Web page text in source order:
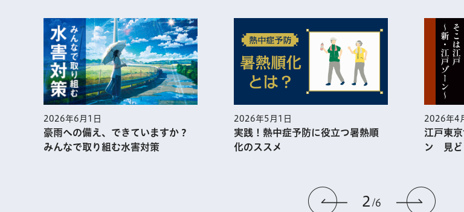
前のスライドを表
2 6
2026年6月1日
豪雨への備え、できていますか？
みんなで取り組む水害対策
2026年5月1日
実践！熱中症予防に役⽴つ暑熱順
化のススメ
2026年4
江戸東
ン 見ど